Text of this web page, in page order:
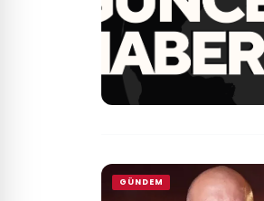
GÜNDEM